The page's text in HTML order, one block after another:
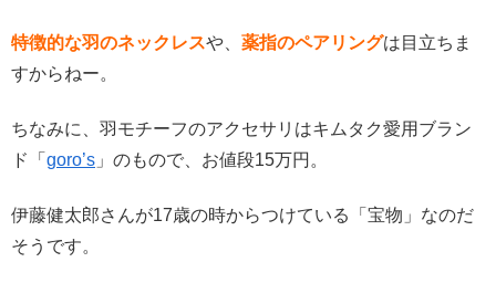
特徴的な羽のネックレスや、 薬指のペアリングは目立ちま
すからねー。
ちなみに、羽モチーフのアクセサリはキムタク愛用ブラン
ド「 goro’s 」のもので、お値段15万円。
伊藤健太郎さんが17歳の時からつけている「宝物」なのだ
そうです。